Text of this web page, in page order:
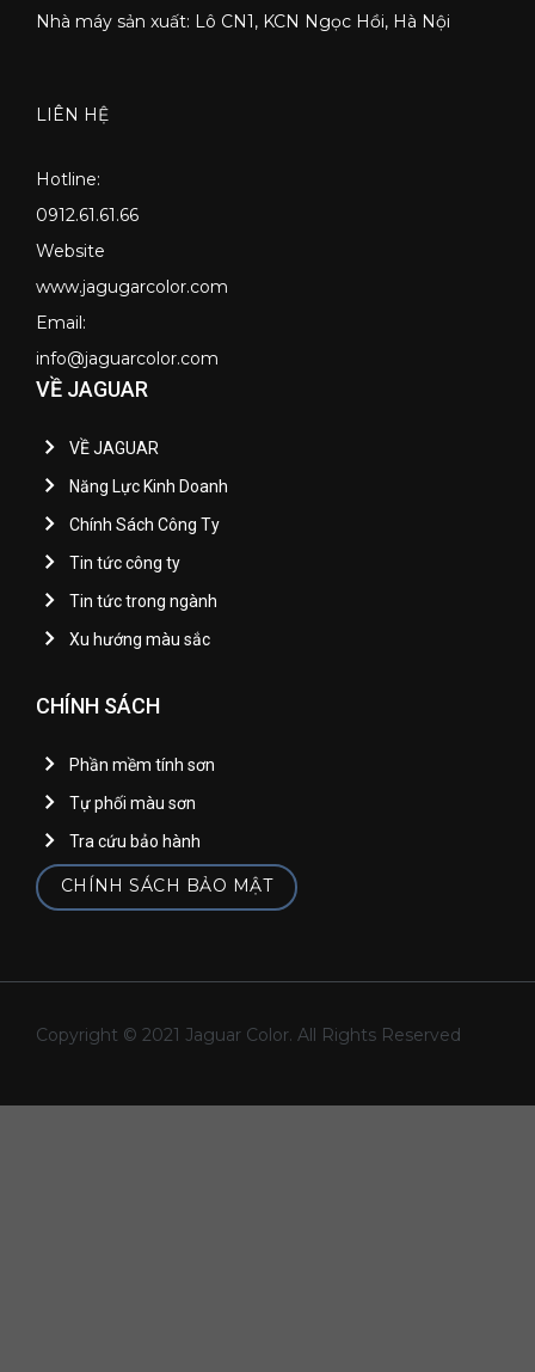
Nhà máy sản xuất: Lô CN1, KCN Ngọc Hồi, Hà Nội
LIÊN HỆ
Hotline:
0912.61.61.66
Website
www.jagugarcolor.com
Email:
info@jaguarcolor.com
VỀ JAGUAR
VỀ JAGUAR
Năng Lực Kinh Doanh
Chính Sách Công Ty
Tin tức công ty
Tin tức trong ngành
Xu hướng màu sắc
CHÍNH SÁCH
Phần mềm tính sơn
Tự phối màu sơn
Tra cứu bảo hành
CHÍNH SÁCH BẢO MẬT
Copyright © 2021 Jaguar Color. All Rights Reserved